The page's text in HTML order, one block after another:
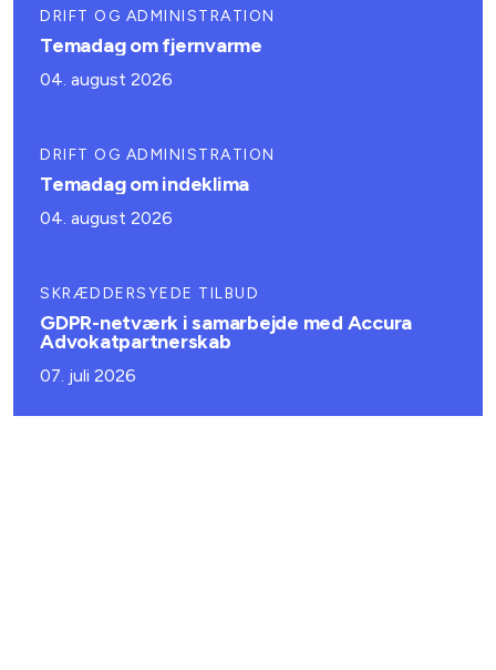
DRIFT OG ADMINISTRATION
Temadag om fjernvarme
04. august 2026
DRIFT OG ADMINISTRATION
Temadag om indeklima
04. august 2026
SKRÆDDERSYEDE TILBUD
GDPR-netværk i samarbejde med Accura
Advokatpartnerskab
07. juli 2026